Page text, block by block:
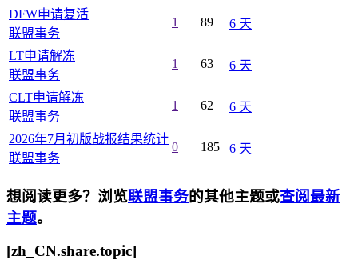
DFW申请复活
联盟事务
1 89 6 天
LT申请解冻
联盟事务
1 63 6 天
CLT申请解冻
联盟事务
1 62 6 天
2026年7月初版战报结果统计
联盟事务
0 185 6 天
想阅读更多？浏览联盟事务的其他主题或查阅最新
主题。
[zh_CN.share.topic]